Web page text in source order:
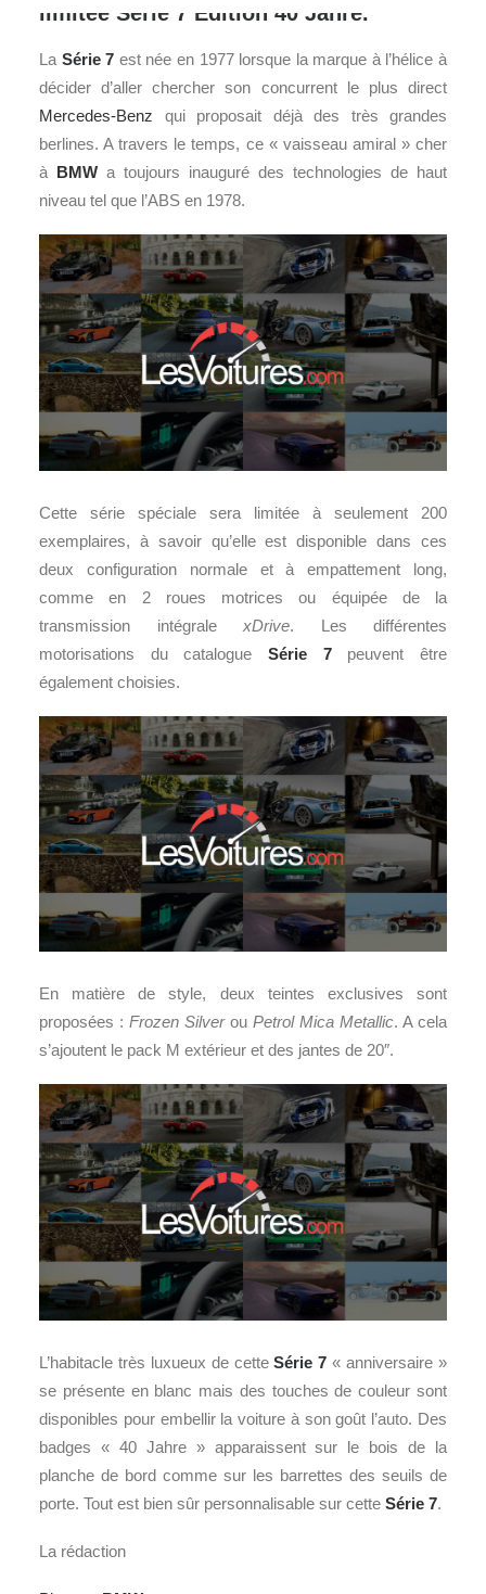
limitée Série 7 Edition 40 Jahre.
La Série 7 est née en 1977 lorsque la marque à l’hélice à
décider d’aller chercher son concurrent le plus direct
Mercedes-Benz qui proposait déjà des très grandes
berlines. A travers le temps, ce « vaisseau amiral » cher
à BMW a toujours inauguré des technologies de haut
niveau tel que l’ABS en 1978.
Cette série spéciale sera limitée à seulement 200
exemplaires, à savoir qu’elle est disponible dans ces
deux configuration normale et à empattement long,
comme en 2 roues motrices ou équipée de la
transmission intégrale xDrive. Les différentes
motorisations du catalogue Série 7peuvent être
également choisies.
En matière de style, deux teintes exclusives sont
proposées : Frozen Silverou Petrol Mica Metallic. A cela
s’ajoutent le pack M extérieur et des jantes de 20″.
L’habitacle très luxueux de cetteSérie 7 « anniversaire »
se présente en blanc mais des touches de couleur sont
disponibles pour embellir la voiture à son goût l’auto. Des
badges « 40 Jahre » apparaissent sur le bois de la
planche de bord comme sur les barrettes des seuils de
porte. Tout est bien sûr personnalisable sur cette Série 7.
La rédaction